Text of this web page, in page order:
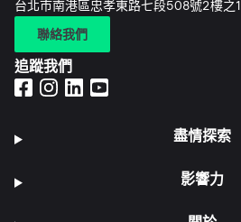
台北市南港區忠孝東路七段508號2樓之1
聯絡我們
追蹤我們
盡情探索
影響力